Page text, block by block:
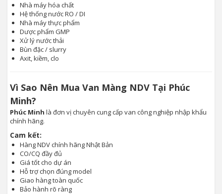
Nhà máy hóa chất
Hệ thống nước RO / DI
Nhà máy thực phẩm
Dược phẩm GMP
Xử lý nước thải
Bùn đặc / slurry
Axit, kiềm, clo
Vì Sao Nên Mua Van Màng NDV Tại Phúc
Minh?
Phúc Minh là đơn vị chuyên cung cấp van công nghiệp nhập khẩu
chính hãng.
Cam kết:
Hàng NDV chính hãng Nhật Bản
CO/CQ đầy đủ
Giá tốt cho dự án
Hỗ trợ chọn đúng model
Giao hàng toàn quốc
Bảo hành rõ ràng